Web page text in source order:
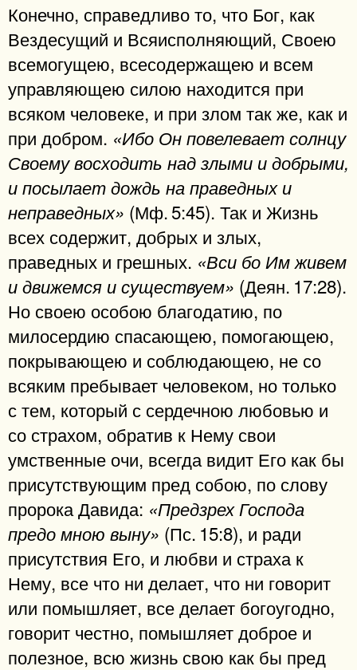
Конечно, справедливо то, что Бог, как
Вездесущий и Всяисполняющий, Своею
всемогущею, всесодержащею и всем
управляющею силою находится при
всяком человеке, и при злом так же, как и
при добром. «Ибо Он повелевает солнцу
Своему восходить над злыми и добрыми,
и посылает дождь на праведных и
неправедных» (Мф. 5:45). Так и Жизнь
всех содержит, добрых и злых,
праведных и грешных. «Вси бо Им живем
и движемся и существуем» (Деян. 17:28).
Но своею особою благодатию, по
милосердию спасающею, помогающею,
покрывающею и соблюдающею, не со
всяким пребывает человеком, но только
с тем, который с сердечною любовью и
со страхом, обратив к Нему свои
умственные очи, всегда видит Его как бы
присутствующим пред собою, по слову
пророка Давида: «Предзрех Господа
предо мною выну» (Пс. 15:8), и ради
присутствия Его, и любви и страха к
Нему, все что ни делает, что ни говорит
или помышляет, все делает богоугодно,
говорит честно, помышляет доброе и
полезное, всю жизнь свою как бы пред